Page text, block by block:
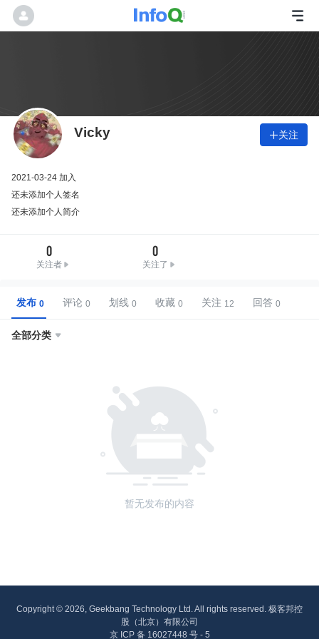
Vicky 关注
2021-03-24 加入
还未添加个人签名
还未添加个人简介
0
关注者
0
关注了
发布 评论 划线 收藏 关注 回答
全部分类 
暂无发布的内容
Copyright © 2026, Geekbang Technology Ltd. All rights reserved. 极客邦控
股（北京）有限公司
京 ICP 备 16027448 号 - 5